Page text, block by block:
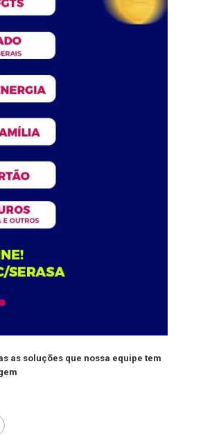
as soluções que nossa equipe tem